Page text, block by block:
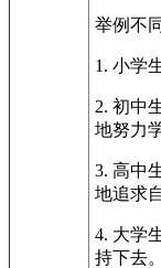
举例不
1. 小学
2. 初中
地努力
3. 高中
地追求
4. 大学
持下去。